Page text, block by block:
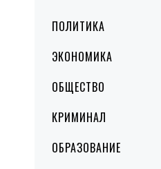
MenuПОЛИТИКА
ЭКОНОМИКА
ОБЩЕСТВО
КРИМИНАЛ
ОБРАЗОВАНИЕ